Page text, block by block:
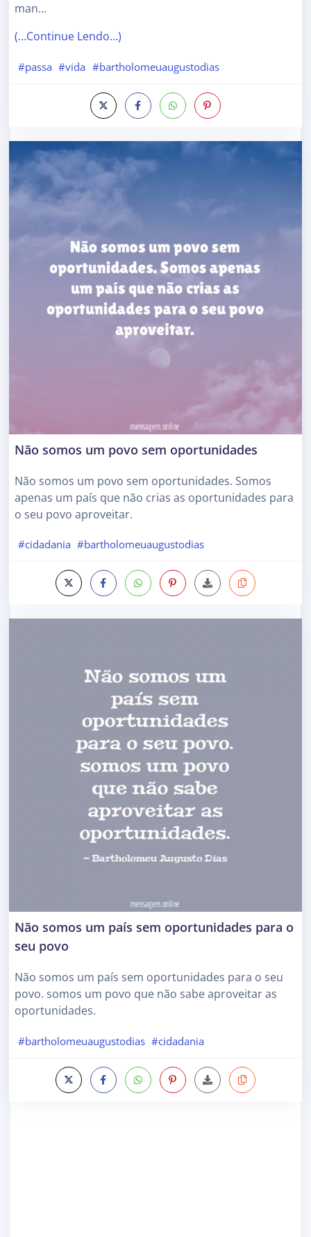
man…
(…Continue Lendo…)
#passa #vida #bartholomeuaugustodias
Não somos um povo sem oportunidades
Não somos um povo sem oportunidades. Somos
apenas um país que não crias as oportunidades para
o seu povo aproveitar.
#cidadania #bartholomeuaugustodias
Não somos um país sem oportunidades para o
seu povo
Não somos um país sem oportunidades para o seu
povo. somos um povo que não sabe aproveitar as
oportunidades.
#bartholomeuaugustodias #cidadania